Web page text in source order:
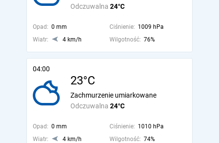
Odczuwalna 24°C
Opad: 0 mm Ciśnienie: 1009 hPa
Wiatr:
4 km/h Wilgotność: 76%
04:00
23°C
Odczuwalna 24°C
Zachmurzenie umiarkowane
Opad: 0 mm Ciśnienie: 1010 hPa
Wiatr:
4 km/h Wilgotność: 74%